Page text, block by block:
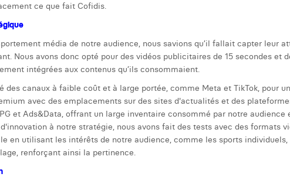
ce que fait Cofidis.
média de notre audience, nous savions qu’il fallait capter leur
Nous avons donc opté pour des vidéos publicitaires de 15 secondes et
intégrées aux contenus qu’ils consommaient.
des canaux à faible coût et à large portée, comme Meta et TikTok, pour
avec des emplacements sur des sites d'actualités et des
et Ads&Data, offrant un large inventaire consommé par notre audience
à notre stratégie, nous avons fait des tests avec des formats
en utilisant les intérêts de notre audience, comme les sports
renforçant ainsi la pertinence.